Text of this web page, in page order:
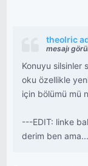
theolric
mesajı
Konuyu silsinler
oku özellikle
için bölümü mü
---EDIT: linke
derim ben ama...